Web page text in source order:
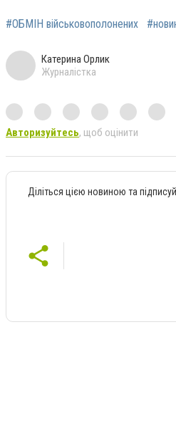
#ОБМІН військовополонених
Катерина Орлик
Журналістка
Авторизуйтесь, щоб оцінити
Діліться цією новиною та